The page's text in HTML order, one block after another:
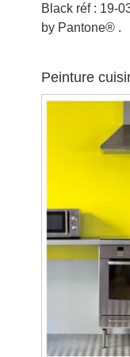
Black réf : 19-
by Pantone® .
Peinture